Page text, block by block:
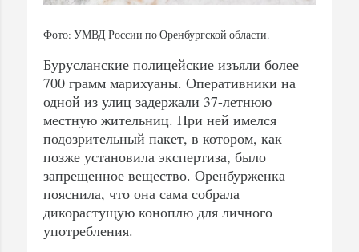
Фото: УМВД России по Оренбургской области.
Бурусланские полицейские изъяли более
700 грамм марихуаны. Оперативники на
одной из улиц задержали 37-летнюю
местную жительниц. При ней имелся
подозрительный пакет, в котором, как
позже установила экспертиза, было
запрещенное вещество. Оренбурженка
пояснила, что она сама собрала
дикорастущую коноплю для личного
употребления.